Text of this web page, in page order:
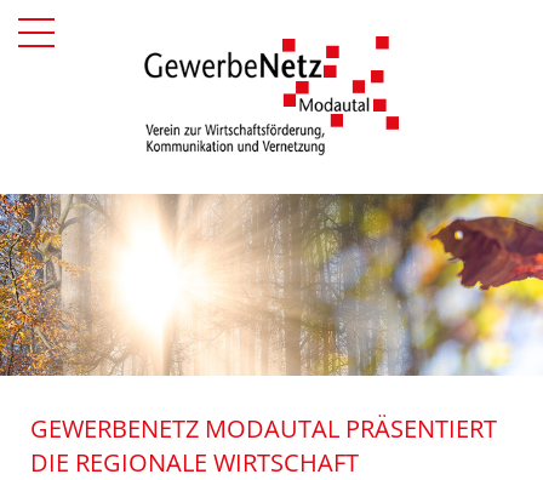
GEWERBENETZ MODAUTAL PRÄSENTIERT
DIE REGIONALE WIRTSCHAFT